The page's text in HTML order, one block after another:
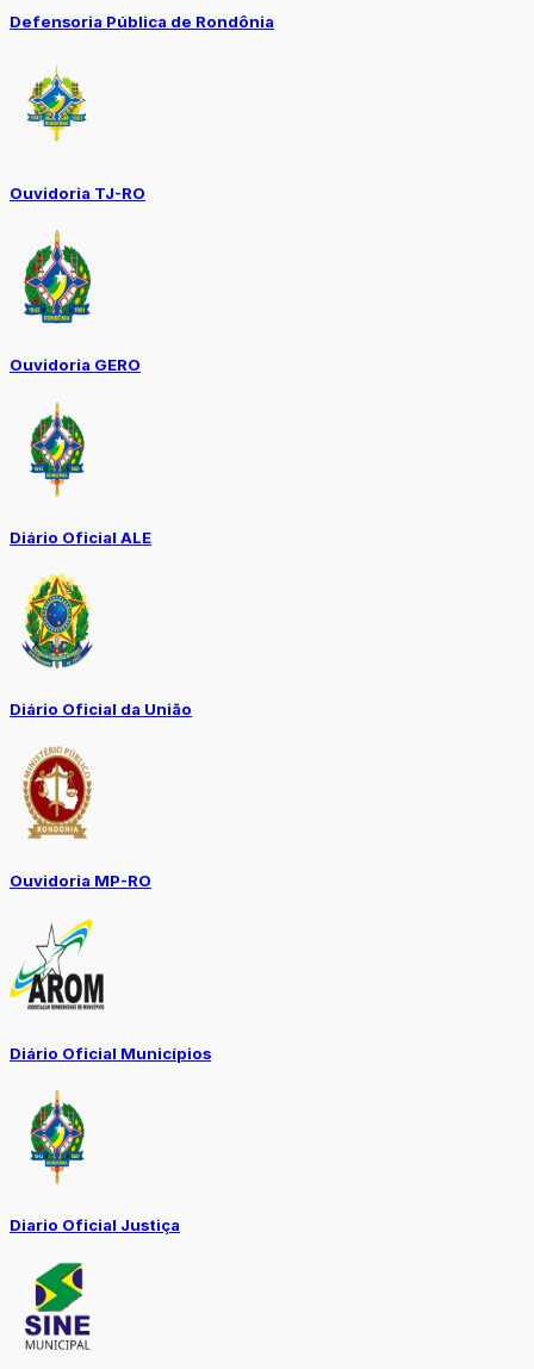
Defensoria Pública de Rondônia
Ouvidoria TJ-RO
Ouvidoria GERO
Diário Oficial ALE
Diário Oficial da União
Ouvidoria MP-RO
Diário Oficial Municípios
Diario Oficial Justiça